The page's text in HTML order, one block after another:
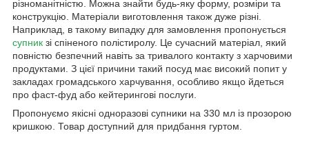
різноманітністю. Можна знайти будь-яку форму, розміри та
конструкцію. Матеріали виготовлення також дуже різні.
Наприклад, в такому випадку для замовлення пропонується
супник зі спіненого полістиролу. Це сучасний матеріал, який
повністю безпечний навіть за тривалого контакту з харчовими
продуктами. З цієї причини такий посуд має високий попит у
закладах громадського харчування, особливо якщо йдеться
про фаст-фуд або кейтерингові послуги.
Пропонуємо якісні одноразові супники на 330 мл із прозорою
кришкою. Товар доступний для придбання гуртом.